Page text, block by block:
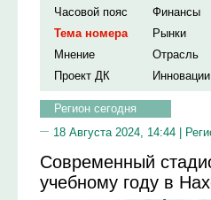
Часовой пояс
Финансы
Тема номера
Рынки
Мнение
Отрасль
Проект ДК
Инновации
Регион сегодня
18 Августа 2024, 14:44 |
Современный
учебному году в